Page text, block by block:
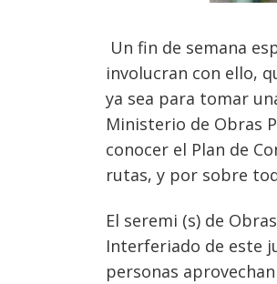
Un fin de semana
involucran con ello,
ya sea para tomar
Ministerio de Obras
conocer el Plan de
rutas, y por sobre
El seremi (s) de
Interferiado de este
personas